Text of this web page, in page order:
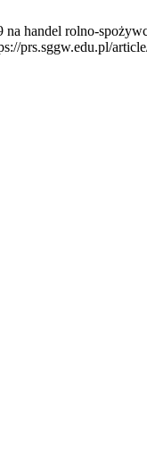
handel rolno-
prs.sggw.edu.pl/